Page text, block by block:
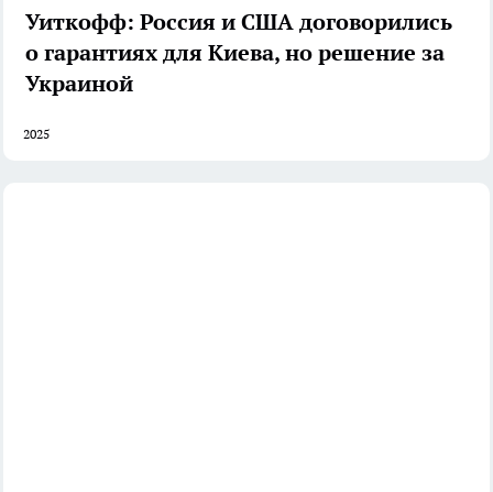
Уиткофф: Россия и США договорились
о гарантиях для Киева, но решение за
Украиной
2025